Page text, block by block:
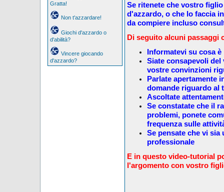
Gratta!
Non t'azzardare!
Giochi d'azzardo o
d'abilità?
Vincere giocando
d'azzardo?
Se ritenete che vostro
d'azzardo, o che lo faccia
da compiere incluso
Di seguito alcuni passaggi
Informatevi su cosa
Siate consapevoli
vostre convinzioni
Parlate apertamente
domande riguardo al
Ascoltate
Se constatate che il
problemi, ponete
frequenza sulle
Se pensate che vi sia
professionale
E in questo video-tutorial
l'argomento con vostro